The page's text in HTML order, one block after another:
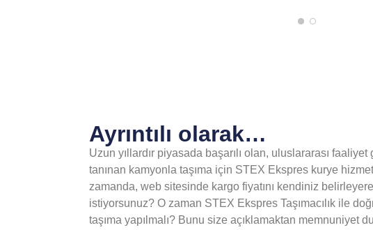
Ayrıntılı olarak…
Uzun yıllardır piyasada başarılı olan, uluslararası
tanınan kamyonla taşıma için STEX Ekspres kurye
zamanda, web sitesinde kargo fiyatını kendiniz
istiyorsunuz? O zaman STEX Ekspres Taşımacılık ile
taşıma yapılmalı? Bunu size açıklamaktan memnuniyet